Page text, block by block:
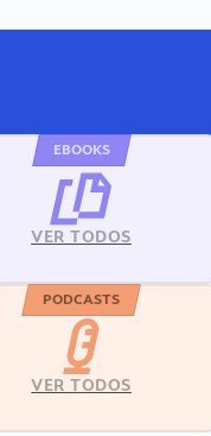
EBOOKS
VER TODOS
PODCASTS
VER TODOS